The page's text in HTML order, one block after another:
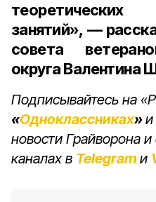
занятий», —
совета
округаВалентина
Подписывайтесь на
«Одноклассниках»и
новости Грайворона
каналах в Telegram и